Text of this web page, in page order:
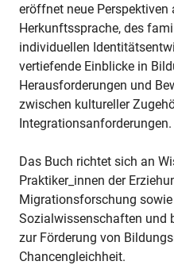
eröffnet neue Perspektiven
Herkunftssprache, des
individuellen
vertiefende Einblicke in
Herausforderungen und
zwischen kultureller
Integrationsanforderungen.
Das Buch richtet sich an
Praktiker_innen der
Migrationsforschung sowie
Sozialwissenschaften und
zur Förderung von
Chancengleichheit.